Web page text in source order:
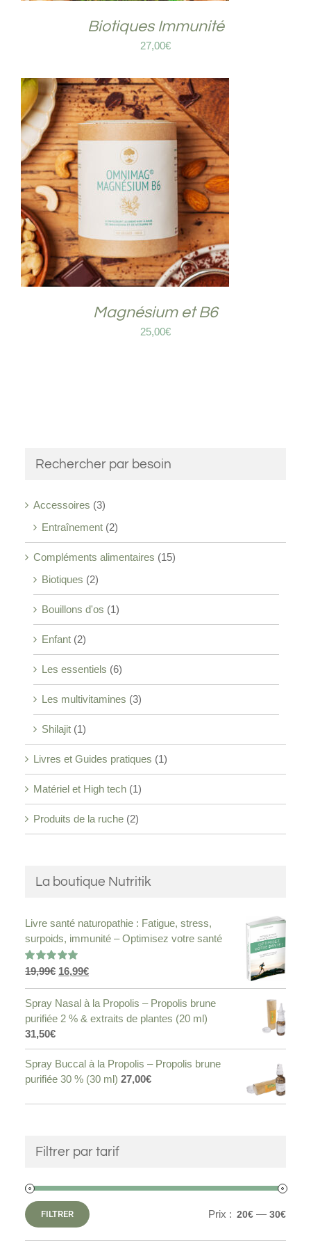
Biotiques Immunité
27,00€
COMMANDER / DÉTAILS
Magnésium et B6
25,00€
Rechercher par besoin
Accessoires (3)
Entraînement (2)
Compléments alimentaires (15)
Biotiques (2)
Bouillons d'os (1)
Enfant (2)
Les essentiels (6)
Les multivitamines (3)
Shilajit (1)
Livres et Guides pratiques (1)
Matériel et High tech (1)
Produits de la ruche (2)
La boutique Nutritik
Livre santé naturopathie : Fatigue, stress,
surpoids, immunité – Optimisez votre santé
Note5.00
19,99€ Le
prix
initial
était :
16,99€Le
prix
actuel
est :
Spray Nasal à la Propolis – Propolis brune
purifiée 2 % & extraits de plantes (20 ml)
31,50€
Spray Buccal à la Propolis – Propolis brune
purifiée 30 % (30 ml) 27,00€
Filtrer par tarif
Prix
Prix
FILTRER Prix : 20€ — 30€